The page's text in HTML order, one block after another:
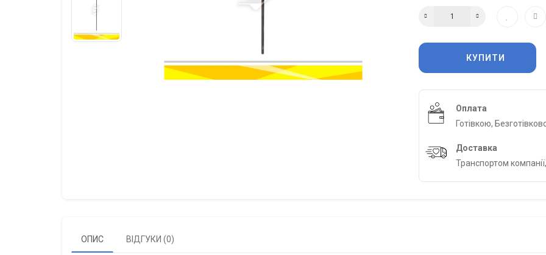
КУПИТИ
Оплата
Готівкою,
Доставка
Транспортом
ОПИС ВІДГУКИ (0)